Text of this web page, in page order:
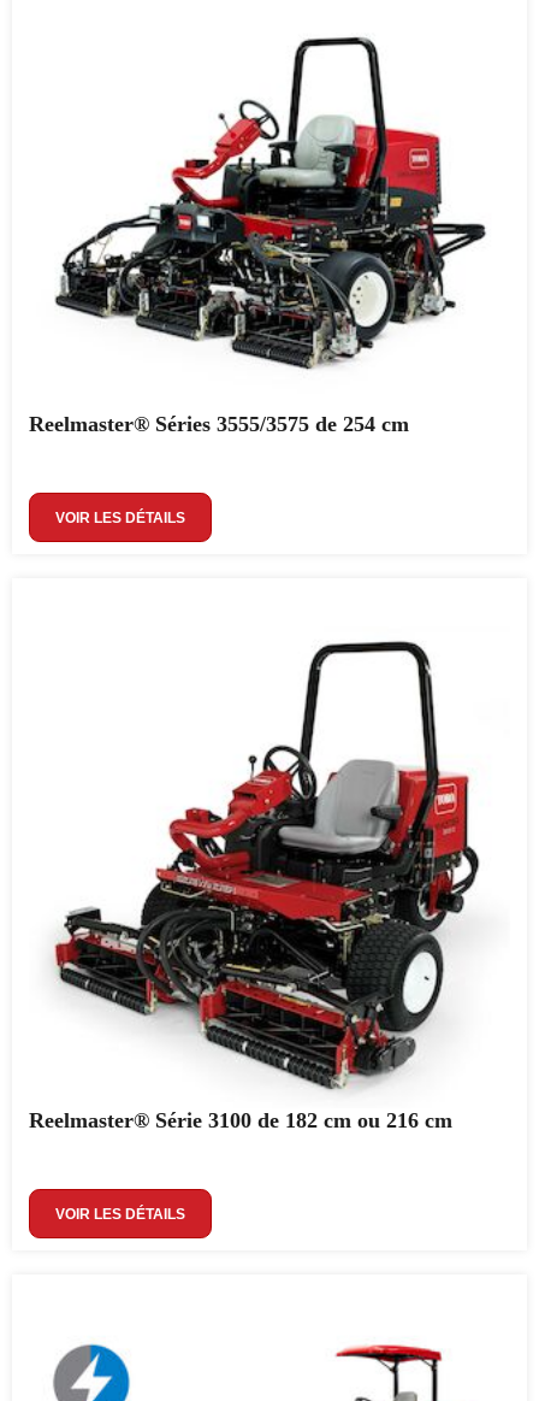
Reelmaster® Séries 3555/3575 de 254 cm
VOIR LES DÉTAILS
Reelmaster® Série 3100 de 182 cm ou 216 cm
VOIR LES DÉTAILS